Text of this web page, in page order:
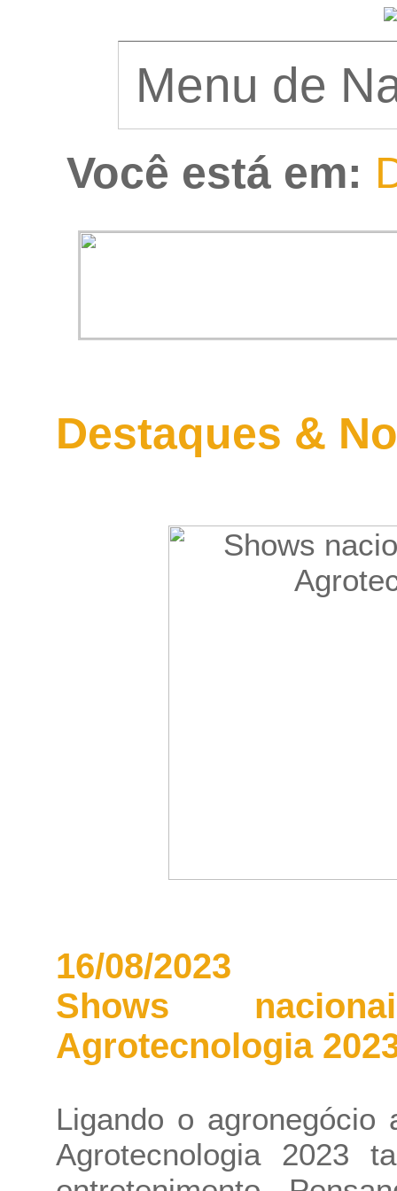
Você está em:
Destaques &
16/08/2023
Shows
Agrotecnologia
Ligando o
Agrotecnologia 2023